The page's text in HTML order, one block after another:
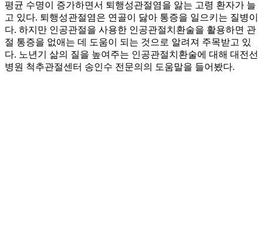
평균 수명이 증가하면서 퇴행성관절염을 앓는 고령 환자가 늘
고 있다. 퇴행성관절염은 연골이 닳아 통증을 일으키는 질병이
다. 하지만 인공관절을 사용한 인공관절치환술을 활용하면 관
절 통증을 없애는 데 도움이 되는 것으로 알려져 주목받고 있
다. 노년기 삶의 질을 높여주는 인공관절치환술에 대해 대전선
병원 척추관절센터 송인수 전문의의 도움말을 들어봤다.